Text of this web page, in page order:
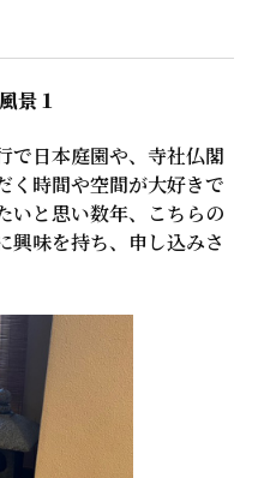
景１
で日本庭園や、寺社仏閣
く時間や空間が大好きで
いと思い数年、こちらの
興味を持ち、申し込みさ